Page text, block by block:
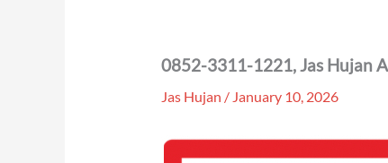
0852-3311-1221, Jas Hujan
Jas Hujan / January 10, 2026